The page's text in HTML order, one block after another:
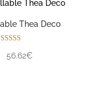
Thea Deco
5.00
56.62€